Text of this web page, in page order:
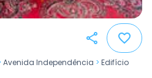
Avenida Independência > Edifício